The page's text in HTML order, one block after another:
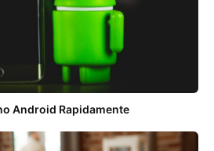
Android Rapidamente